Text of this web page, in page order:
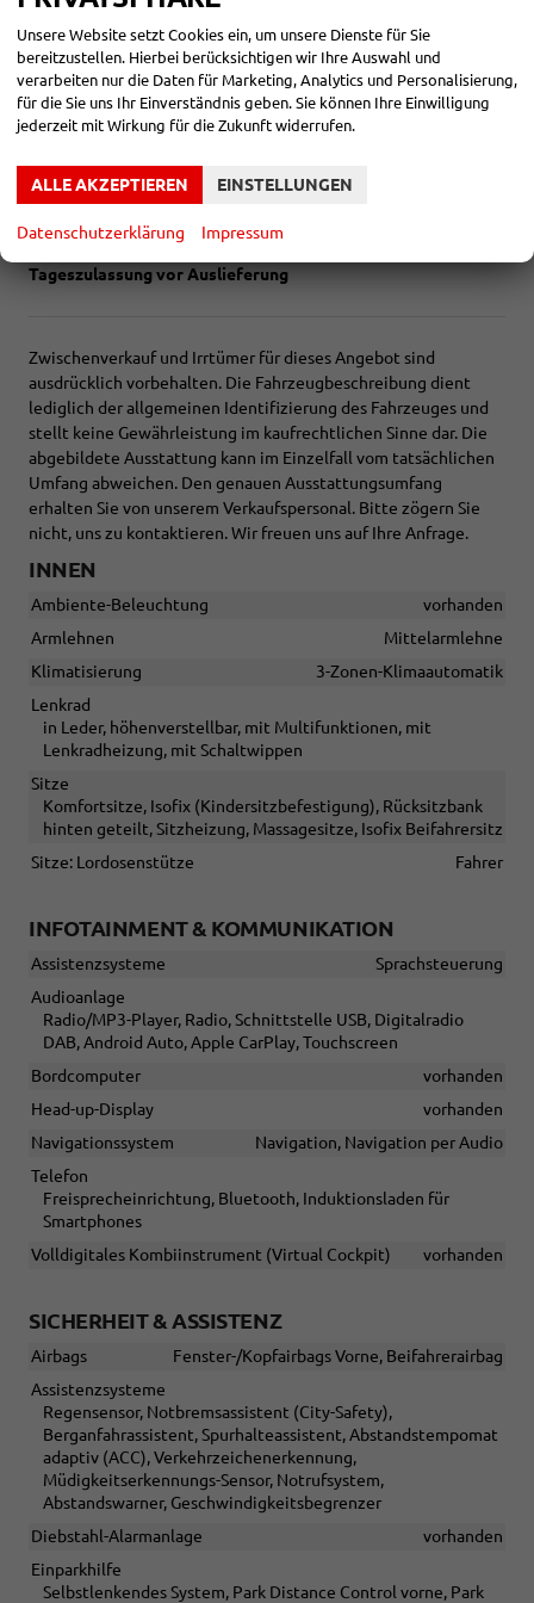
Kurven-/Abbiegelicht
Garantie
Scheckheftgepflegt
Nichtraucherfahrzeug
AUßEN:
19 Zoll Räder
Tageszulassung vor Auslieferung
Zwischenverkauf und Irrtümer für dieses Angebot sind
ausdrücklich vorbehalten. Die Fahrzeugbeschreibung dient
lediglich der allgemeinen Identifizierung des Fahrzeuges und
stellt keine Gewährleistung im kaufrechtlichen Sinne dar. Die
abgebildete Ausstattung kann im Einzelfall vom tatsächlichen
Umfang abweichen. Den genauen Ausstattungsumfang
erhalten Sie von unserem Verkaufspersonal. Bitte zögern Sie
nicht, uns zu kontaktieren. Wir freuen uns auf Ihre Anfrage.
INNEN
Ambiente-Beleuchtung
vorhanden
Armlehnen
Mittelarmlehne
Klimatisierung
3-Zonen-Klimaautomatik
Lenkrad
in Leder, höhenverstellbar, mit Multifunktionen, mit
Lenkradheizung, mit Schaltwippen
Sitze
Komfortsitze, Isofix (Kindersitzbefestigung), Rücksitzbank
hinten geteilt, Sitzheizung, Massagesitze, Isofix Beifahrersitz
Sitze: Lordosenstütze
Fahrer
INFOTAINMENT & KOMMUNIKATION
Assistenzsysteme
Sprachsteuerung
Audioanlage
Radio/MP3-Player, Radio, Schnittstelle USB, Digitalradio
DAB, Android Auto, Apple CarPlay, Touchscreen
Bordcomputer
vorhanden
Head-up-Display
vorhanden
Navigationssystem
Navigation, Navigation per Audio
Telefon
Freisprecheinrichtung, Bluetooth, Induktionsladen für
Smartphones
Volldigitales Kombiinstrument (Virtual Cockpit)
vorhanden
SICHERHEIT & ASSISTENZ
Airbags
Fenster-/Kopfairbags Vorne, Beifahrerairbag
Assistenzsysteme
Regensensor, Notbremsassistent (City-Safety),
Berganfahrassistent, Spurhalteassistent, Abstandstempomat
adaptiv (ACC), Verkehrzeichenerkennung,
Müdigkeitserkennungs-Sensor, Notrufsystem,
Abstandswarner, Geschwindigkeitsbegrenzer
Diebstahl-Alarmanlage
vorhanden
Einparkhilfe
Selbstlenkendes System, Park Distance Control vorne, Park
Unsere Website setzt Cookies ein, um unsere Dienste für Sie
bereitzustellen. Hierbei berücksichtigen wir Ihre Auswahl und
verarbeiten nur die Daten für Marketing, Analytics und Personalisierung,
für die Sie uns Ihr Einverständnis geben. Sie können Ihre Einwilligung
jederzeit mit Wirkung für die Zukunft widerrufen.
ALLE AKZEPTIEREN EINSTELLUNGEN
Datenschutzerklärung Impressum